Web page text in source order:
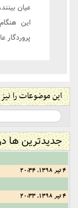
عیان
این
پروردگار
این موضوعات را
جدیدترین ها
4 تیر 1398, 20:34
4 تیر 1398, 20:33